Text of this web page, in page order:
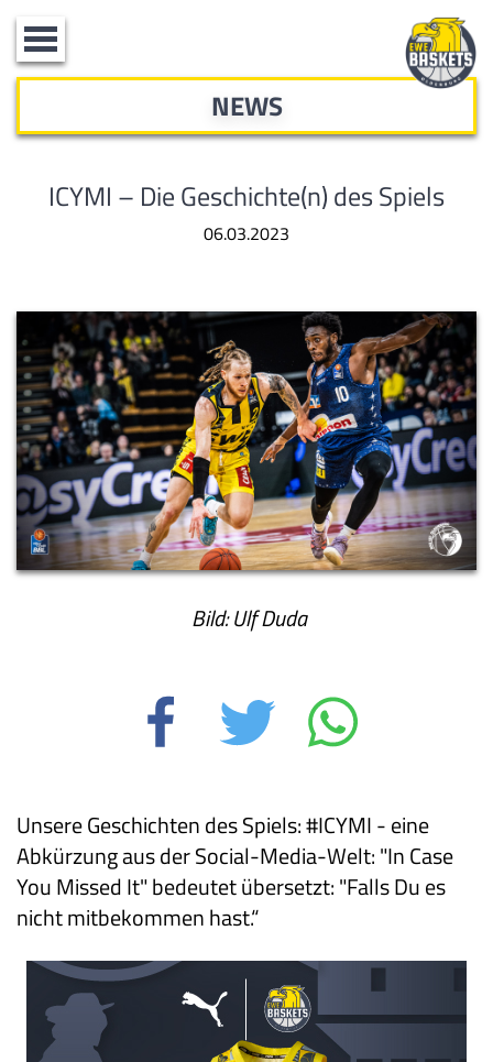
Toggle
navigation
NEWS
ICYMI – Die Geschichte(n) des Spiels
06.03.2023
Bild: Ulf Duda
Unsere Geschichten des Spiels: #ICYMI - eine
Abkürzung aus der Social-Media-Welt: "In Case
You Missed It" bedeutet übersetzt: "Falls Du es
nicht mitbekommen hast.“